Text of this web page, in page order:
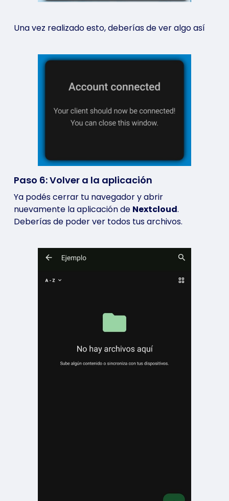
Una vez realizado esto, deberías de ver algo así
Paso 6: Volver a la aplicación
Ya podés cerrar tu navegador y abrir
nuevamente la aplicación de Nextcloud.
Deberías de poder ver todos tus archivos.